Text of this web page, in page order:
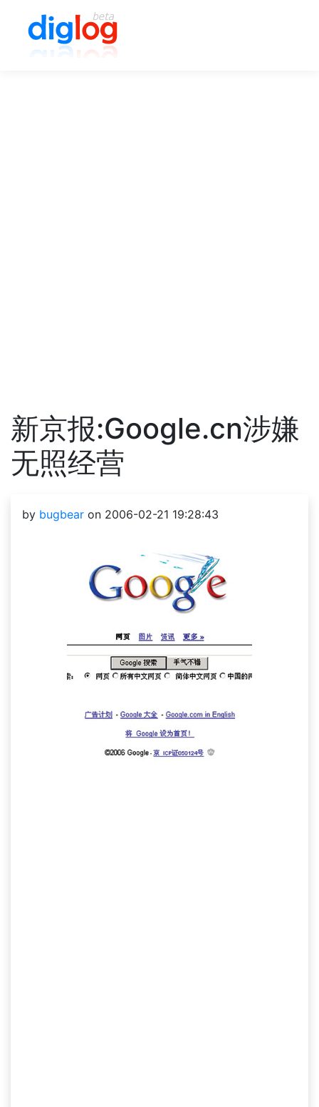
新京报:Google.cn涉嫌
无照经营
by bugbear on 2006-02-21 19:28:43